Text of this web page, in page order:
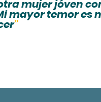
mujer jóven
mayor temor es
”